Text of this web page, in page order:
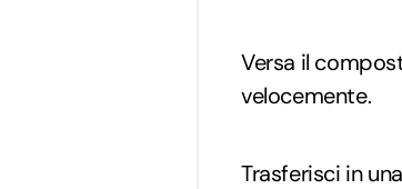
Versa il
velocemente.
Trasferisci in